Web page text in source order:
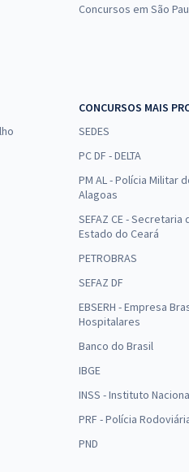
Concursos em São
CONCURSOS MAIS
SEDES
PC DF - DELTA
PM AL - Polícia Militar
Alagoas
SEFAZ CE - Secretaria
Estado do Ceará
PETROBRAS
SEFAZ DF
EBSERH - Empresa
Hospitalares
Banco do Brasil
IBGE
INSS - Instituto
PRF - Polícia
PND